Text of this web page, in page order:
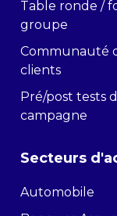
Table ronde /
groupe
Communauté
clients
Pré/post tests
campagne
Secteurs
Automobile